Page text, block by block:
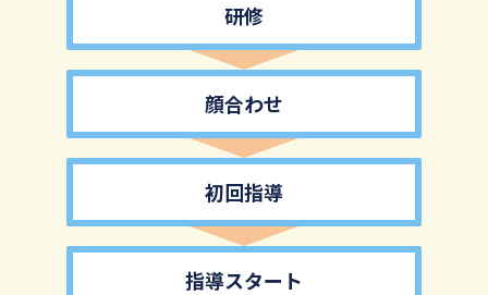
研修
顔合わせ
初回指導
指導スタート